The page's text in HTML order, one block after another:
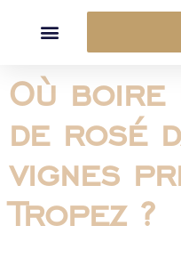
Où
de rosé
vignes
Tropez ?
Panneau de gestion des